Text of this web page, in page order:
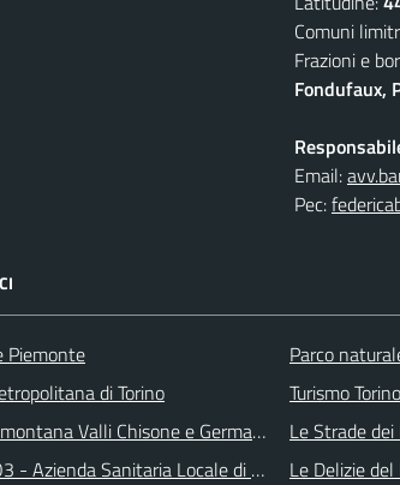
Comuni
Frazioni e
Fondufaux,
Email:
Pec:
Piemonte
di Torino
Valli Chisone e Germanasca
- Azienda Sanitaria Locale di Collegno e
Parco
Turismo
Le Strade
Le Delizie